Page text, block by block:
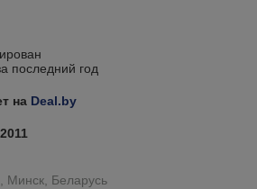
последний год
на Deal.by
Минск, Беларусь